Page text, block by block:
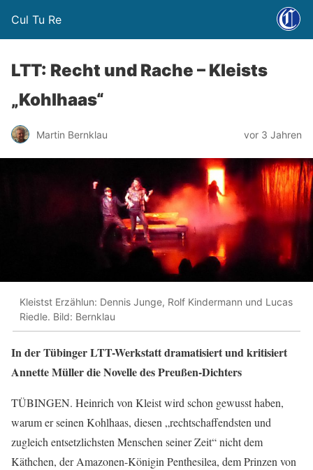
Cul Tu Re
LTT: Recht und Rache – Kleists
„Kohlhaas“
Martin Bernklau vor 3 Jahren
Kleistst Erzählun: Dennis Junge, Rolf Kindermann und Lucas
Riedle. Bild: Bernklau
In der Tübinger LTT-Werkstatt dramatisiert und kritisiert
Annette Müller die Novelle des Preußen-Dichters
TÜBINGEN. Heinrich von Kleist wird schon gewusst haben,
warum er seinen Kohlhaas, diesen „rechtschaffendsten und
zugleich entsetzlichsten Menschen seiner Zeit“ nicht dem
Käthchen, der Amazonen-Königin Penthesilea, dem Prinzen von